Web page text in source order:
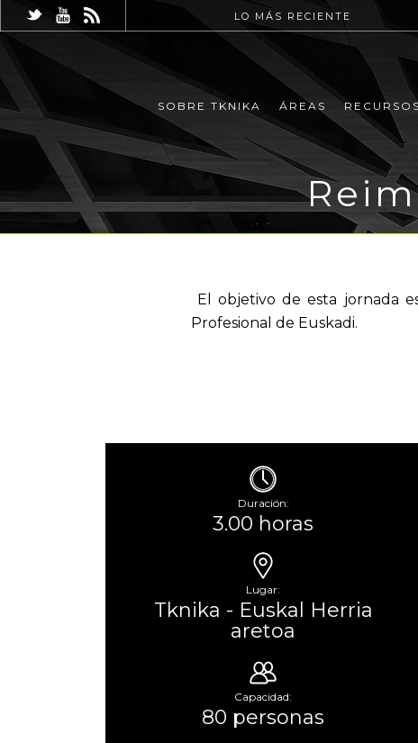
LO MÁS RECIENTE
SOBRE TKNIKA ÁREAS
El objetivo de esta jornada
Profesional de Euskadi.
Duración:
3.00 horas
Lugar:
Tknika - Euskal Herria
aretoa
Capacidad:
80 personas